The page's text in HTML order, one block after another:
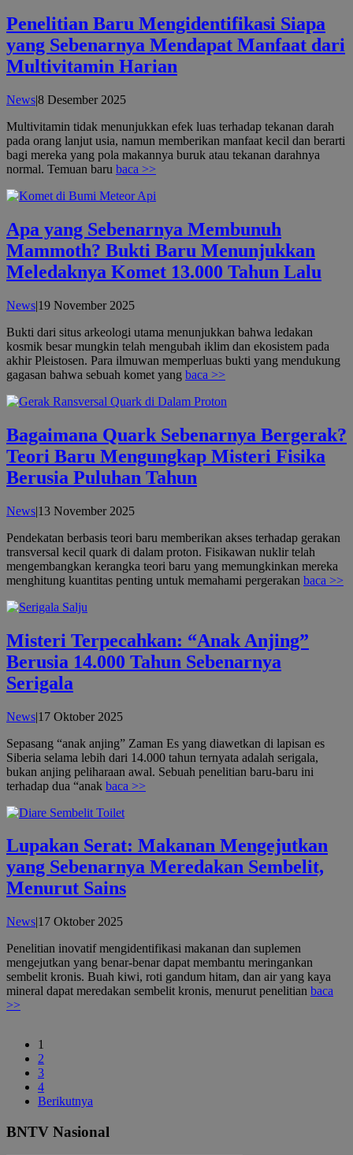
Penelitian Baru Mengidentifikasi Siapa
yang Sebenarnya Mendapat Manfaat dari
Multivitamin Harian
News|8 Desember 2025oleh
Multivitamin tidak menunjukkan efek luas terhadap tekanan darah
pada orang lanjut usia, namun memberikan manfaat kecil dan berarti
bagi mereka yang pola makannya buruk atau tekanan darahnya
normal. Temuan baru baca >>
Apa yang Sebenarnya Membunuh
Mammoth? Bukti Baru Menunjukkan
Meledaknya Komet 13.000 Tahun Lalu
News|19 November 2025oleh
Bukti dari situs arkeologi utama menunjukkan bahwa ledakan
kosmik besar mungkin telah mengubah iklim dan ekosistem pada
akhir Pleistosen. Para ilmuwan memperluas bukti yang mendukung
gagasan bahwa sebuah komet yang baca >>
Bagaimana Quark Sebenarnya Bergerak?
Teori Baru Mengungkap Misteri Fisika
Berusia Puluhan Tahun
News|13 November 2025oleh
Pendekatan berbasis teori baru memberikan akses terhadap gerakan
transversal kecil quark di dalam proton. Fisikawan nuklir telah
mengembangkan kerangka teori baru yang memungkinkan mereka
menghitung kuantitas penting untuk memahami pergerakan baca >>
Misteri Terpecahkan: “Anak Anjing”
Berusia 14.000 Tahun Sebenarnya
Serigala
News|17 Oktober 2025oleh
Sepasang “anak anjing” Zaman Es yang diawetkan di lapisan es
Siberia selama lebih dari 14.000 tahun ternyata adalah serigala,
bukan anjing peliharaan awal. Sebuah penelitian baru-baru ini
terhadap dua “anak baca >>
Lupakan Serat: Makanan Mengejutkan
yang Sebenarnya Meredakan Sembelit,
Menurut Sains
News|17 Oktober 2025oleh
Penelitian inovatif mengidentifikasi makanan dan suplemen
mengejutkan yang benar-benar dapat membantu meringankan
sembelit kronis. Buah kiwi, roti gandum hitam, dan air yang kaya
mineral dapat meredakan sembelit kronis, menurut penelitian baca
>>
1
2
3
4
Berikutnya
BNTV Nasional